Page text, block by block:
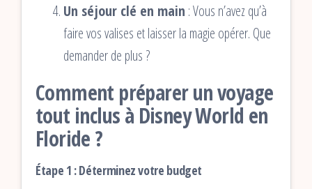
Un séjour clé en main : Vous n’avez qu’à
faire vos valises et laisser la magie opérer. Que
demander de plus ?
Comment préparer un voyage
tout inclus à Disney World en
Floride ?
Étape 1 : Déterminez votre budget